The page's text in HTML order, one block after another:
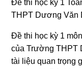
Đề thi học kỳ 1
THPT Dương Văn
Đề thi học kỳ 1
của Trường THPT
tài liệu quan trọng